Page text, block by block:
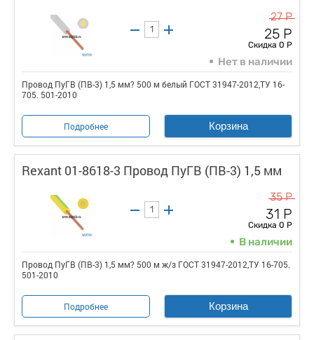
27 Р
25 Р
Скидка 0 Р
Нет в наличии
Провод ПуГВ (ПВ-3) 1,5 мм? 500 м белый ГОСТ 31947-2012,ТУ 16-
705. 501-2010
Подробнее Корзина
Rexant 01-8618-3 Провод ПуГВ (ПВ-3) 1,5 мм
35 Р
31 Р
Скидка 0 Р
В наличии
Провод ПуГВ (ПВ-3) 1,5 мм? 500 м ж/з ГОСТ 31947-2012,ТУ 16-705.
501-2010
Подробнее Корзина